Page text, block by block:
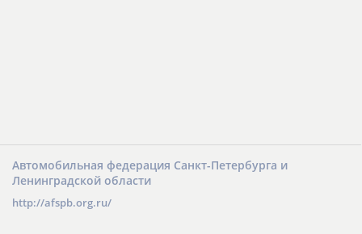
Автомобильная федерация Санкт-Петербурга и
Ленинградской области
http://afspb.org.ru/